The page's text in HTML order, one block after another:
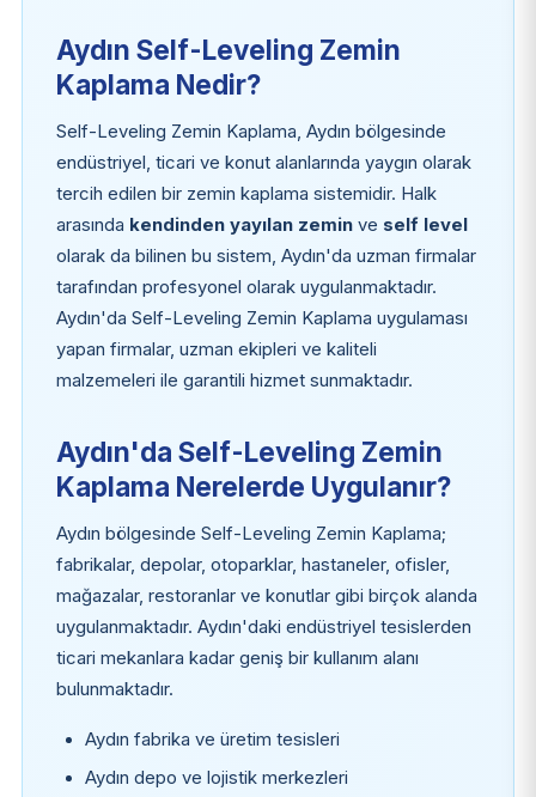
Aydın Self-Leveling Zemin
Kaplama Nedir?
Self-Leveling Zemin Kaplama, Aydın bölgesinde
endüstriyel, ticari ve konut alanlarında yaygın olarak
tercih edilen bir zemin kaplama sistemidir. Halk
arasında kendinden yayılan zeminve self level
olarak da bilinen bu sistem, Aydın'da uzman firmalar
tarafından profesyonel olarak uygulanmaktadır.
Aydın'da Self-Leveling Zemin Kaplama uygulaması
yapan firmalar, uzman ekipleri ve kaliteli
malzemeleri ile garantili hizmet sunmaktadır.
Aydın'da Self-Leveling Zemin
Kaplama Nerelerde Uygulanır?
Aydın bölgesinde Self-Leveling Zemin Kaplama;
fabrikalar, depolar, otoparklar, hastaneler, ofisler,
mağazalar, restoranlar ve konutlar gibi birçok alanda
uygulanmaktadır. Aydın'daki endüstriyel tesislerden
ticari mekanlara kadar geniş bir kullanım alanı
bulunmaktadır.
Aydın fabrika ve üretim tesisleri
Aydın depo ve lojistik merkezleri